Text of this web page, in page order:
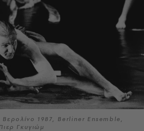
Βερολίνο 1987, Berliner Ensemble,
Γκυγιώμ